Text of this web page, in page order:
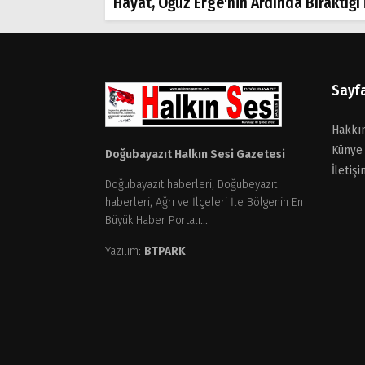
Doğubayazıt Halkın Sesi Gazetesi
Doğubayazıt haberleri, Doğubeyazıt
haberleri, Ağrı ve İlçeleri İle Bölgenin En
Büyük Haber Portalı...
Yazılım: BTPARK
Künye
Arama